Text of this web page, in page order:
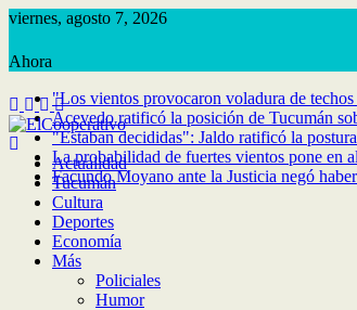
Saltar
contenido
viernes, agosto 7, 2026
"Los vientos provocaron voladura de
Acevedo ratificó la posición de Tucumán
"Estaban decididas": Jaldo ratificó la
La probabilidad de fuertes vientos pone en
Facundo Moyano ante la Justicia negó
Actualidad
Tucumán
Cultura
Deportes
Economía
Más
Policiales
Humor